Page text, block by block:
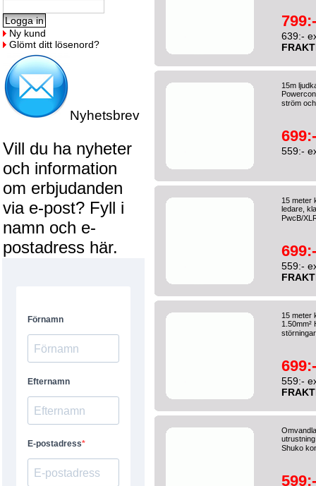
Ny kund
Glömt ditt lösenord?
Nyhetsbrev
Vill du ha nyheter
och information
om erbjudanden
via e-post? Fyll i
namn och e-
postadress här.
799:-
639:-
15m
ström
699:-
559:-
15 meter
ledare,
PwcB/
699:-
559:-
15 meter
1.50mm²
699:-
559:-
Shuko
599:-